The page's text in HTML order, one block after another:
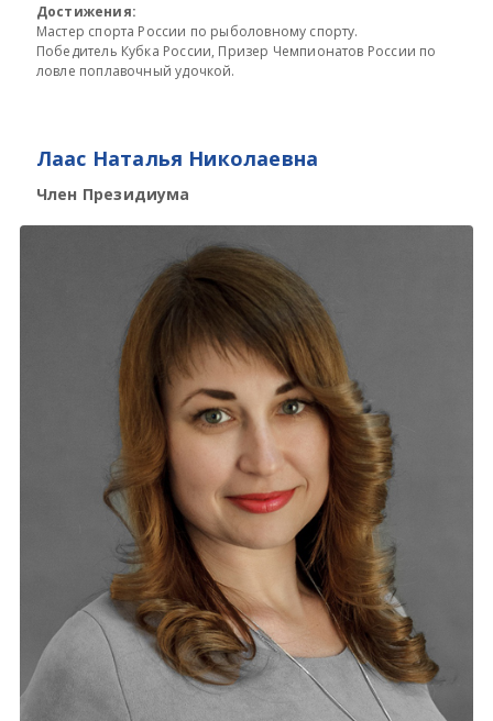
Достижения:
Мастер спорта России по рыболовному спорту.
Победитель Кубка России, Призер Чемпионатов России по
ловле поплавочный удочкой.
Лаас Наталья Николаевна
Член Президиума